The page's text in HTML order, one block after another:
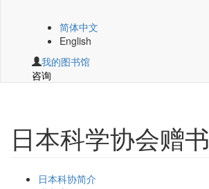
简体中文
English
我的图书馆
咨询
日本科学协会赠书
日本科协简介